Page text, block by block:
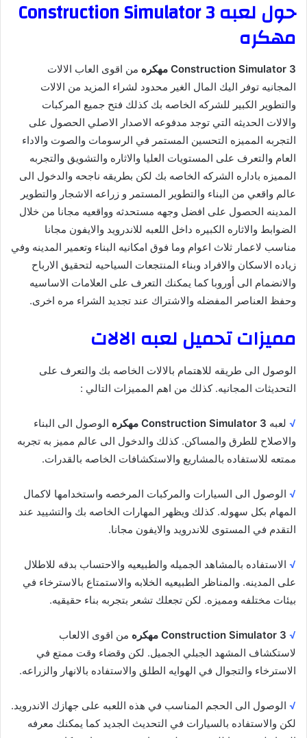
حول لعبه Construction Simulator 3
مهكره
Construction Simulator 3 مهكره
من اقوى العاب الالات
المجانيه توفر اليك المال الغير محدود لشراء المزيد من الالات
والتطوير الكبير للشركه الخاصه بك كذلك فتح جميع المركبات
والالات الحديثه التي توجد مدفوعه الاصدار الاصلي الحصول على
التجربه المميزه التحسين المستمر في الرسومات والصوت والاداء
العام والتعرف على المستويات العليا والاثاره والتشويق والتجربه
المميزه باداره الشركه الخاصه بك لكن بطريقه ناجحه والدخول الى
عالم واقعي من البناء والتطوير المستمر و زراعه الاشجار والتطوير
المدينه الحصول على افضل وجهه مستحدثه وواقعيه مجانا من خلال
الضوابط والاثاره الكبيره داخل اللعبه للاندرويد والايفون مجانا
مناسب لاعمار ثلاث اعوام وما فوق امكانيه البناء وتعمير المدينه وفي
زياده الاسكان والافراد وبناء المنتجعات السياحيه لتحقيق الارباح
والانضمام الى أوروبا كما يمكنك التعرف على العلامات الاساسيه
وحفظ العناصر المفضله والاشتراك عند تجديد الشراء مره اخرى.
مميزات تحميل لعبه الالات
الوصول الى طريقه للاهتمام بالالات الخاصه بك والتعرف على
التحديثات المجانيه. كذلك من اهم المميزات التالي :
√ لعبه Construction Simulator 3 مهكره
الوصول الى البناء
والاصلاح للطرق والمساكن. كذلك والدخول الى عالم مميز به تجربه
ممتعه للاستفاده بالمشاريع والاستكشافات الخاصه بالقدرات.
√ الوصول الى السيارات والمركبات المرخصه واستخدامها لاكمال
المهام بكل سهوله. كذلك ويظهر المهارات الخاصه بك والتشييد عند
التقدم في المستوى للاندرويد والايفون مجانا.
√ الاستفاده بالمشاهد الجميله والطبيعيه والاحتساب بدقه للاطلال
على المدينه. والمناظر الطبيعيه الخلابه والاستمتاع بالاسترخاء في
بيئات مختلفه ومميزه. لكن تجعلك تشعر بتجربه بناء حقيقيه.
√ Construction Simulator 3 مهكره
من اقوى الالعاب
لاستكشاف المشهد الجبلي الجميل. لكن وقضاء وقت ممتع في
الاسترخاء والتجوال في الهوايه الطلق والاستفاده بالانهار والزراعه.
√ الوصول الى الحجم المناسب في هذه اللعبه على جهازك الاندرويد.
لكن والاستفاده بالسيارات في التحديث الجديد كما يمكنك معرفه